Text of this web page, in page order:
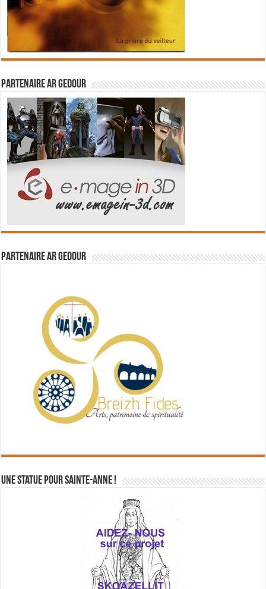
Partenaire Ar Gedour
Partenaire Ar Gedour
Une statue pour Sainte-Anne !